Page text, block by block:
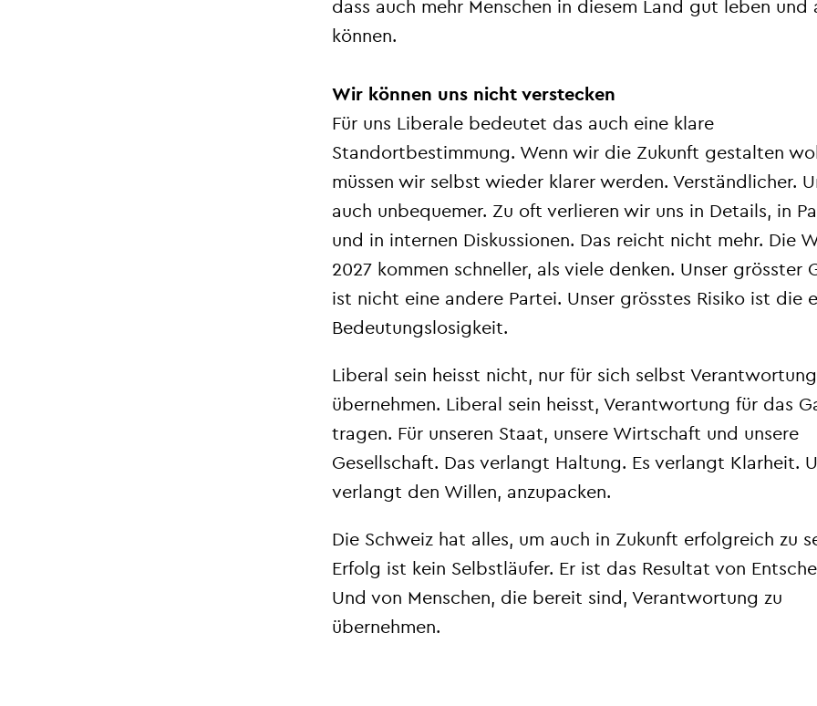
dass auch mehr Menschen in diesem Land gut leben und
können.
Wir können uns nicht verstecken
Für uns Liberale bedeutet das auch eine klare
Standortbestimmung. Wenn wir die Zukunft gestalten
müssen wir selbst wieder klarer werden. Verständlicher.
auch unbequemer. Zu oft verlieren wir uns in Details, in
und in internen Diskussionen. Das reicht nicht mehr. Die
2027 kommen schneller, als viele denken. Unser grösster
ist nicht eine andere Partei. Unser grösstes Risiko ist die
Bedeutungslosigkeit.
Liberal sein heisst nicht, nur für sich selbst
übernehmen. Liberal sein heisst, Verantwortung für das
tragen. Für unseren Staat, unsere Wirtschaft und unsere
Gesellschaft. Das verlangt Haltung. Es verlangt Klarheit.
verlangt den Willen, anzupacken.
Die Schweiz hat alles, um auch in Zukunft erfolgreich zu
Erfolg ist kein Selbstläufer. Er ist das Resultat von
Und von Menschen, die bereit sind, Verantwortung zu
übernehmen.